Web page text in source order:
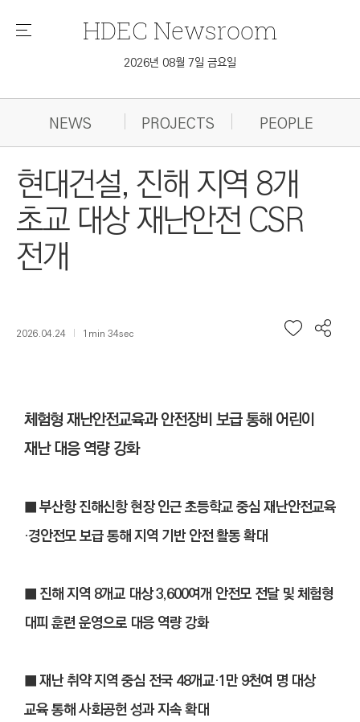
메
HDEC Newsroom
2026년 08월 7일 금요일
NEWS PROJECTS PEOPLE
현대건설, 진해 지역 8개
초교 대상 재난안전 CSR
전개
2026.04.24 1min 34sec
체험형 재난안전교육과 안전장비 보급 통해 어린이
재난 대응 역량 강화
■ 부산항 진해신항 현장 인근 초등학교 중심 재난안전교육
·경안전모 보급 통해 지역 기반 안전 활동 확대
■ 진해 지역 8개교 대상 3,600여개 안전모 전달 및 체험형
대피 훈련 운영으로 대응 역량 강화
■ 재난 취약 지역 중심 전국 48개교·1만 9천여 명 대상
교육 통해 사회공헌 성과 지속 확대